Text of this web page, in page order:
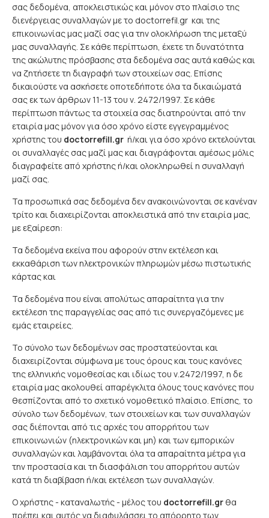
σας δεδομένα, αποκλειστικώς και μόνον στο πλαίσιο της
διενέργειας συναλλαγών με το doctorrefil.gr και της
επικοινωνίας μας μαζί σας για την ολοκλήρωση της μεταξύ
μας συναλλαγής. Σε κάθε περίπτωση, έχετε τη δυνατότητα
της ακώλυτης πρόσβασης στα δεδομένα σας αυτά καθώς και
να ζητήσετε τη διαγραφή των στοιχείων σας. Επίσης
δικαιούστε να ασκήσετε οποτεδήποτε όλα τα δικαιώματά
σας εκ των άρθρων 11-13 του ν. 2472/1997. Σε κάθε
περίπτωση πάντως τα στοιχεία σας διατηρούνται από την
εταιρία μας μόνον για όσο χρόνο είστε εγγεγραμμένος
χρήστης του doctorrefill.gr ή/και για όσο χρόνο εκτελούνται
οι συναλλαγές σας μαζί μας και διαγράφονται αμέσως μόλις
διαγραφείτε από χρήστης ή/και ολοκληρωθεί η συναλλαγή
μαζί σας.
Τα προσωπικά σας δεδομένα δεν ανακοινώνονται σε κανέναν
τρίτο και διαχειρίζονται αποκλειστικά από την εταιρία μας,
με εξαίρεση:
Τα δεδομένα εκείνα που αφορούν στην εκτέλεση και
εκκαθάριση των ηλεκτρονικών πληρωμών μέσω πιστωτικής
κάρτας και
Τα δεδομένα που είναι απολύτως απαραίτητα για την
εκτέλεση της παραγγελίας σας από τις συνεργαζόμενες με
εμάς εταιρείες.
Το σύνολο των δεδομένων σας προστατεύονται και
διαχειρίζονται σύμφωνα με τους όρους και τους κανόνες
της ελληνικής νομοθεσίας και ιδίως του ν.2472/1997, η δε
εταιρία μας ακολουθεί απαρέγκλιτα όλους τους κανόνες που
θεσπίζονται από το σχετικό νομοθετικό πλαίσιο. Επίσης, το
σύνολο των δεδομένων, των στοιχείων και των συναλλαγών
σας διέπονται από τις αρχές του απορρήτου των
επικοινωνιών (ηλεκτρονικών και μη) και των εμπορικών
συναλλαγών και λαμβάνονται όλα τα απαραίτητα μέτρα για
την προστασία και τη διασφάλιση του απορρήτου αυτών
κατά τη διαβίβαση ή/και εκτέλεση των συναλλαγών.
Ο χρήστης - καταναλωτής - μέλος του doctorrefill.gr θα
πρέπει και αυτός να διαφυλάσσει το απόρρητο των